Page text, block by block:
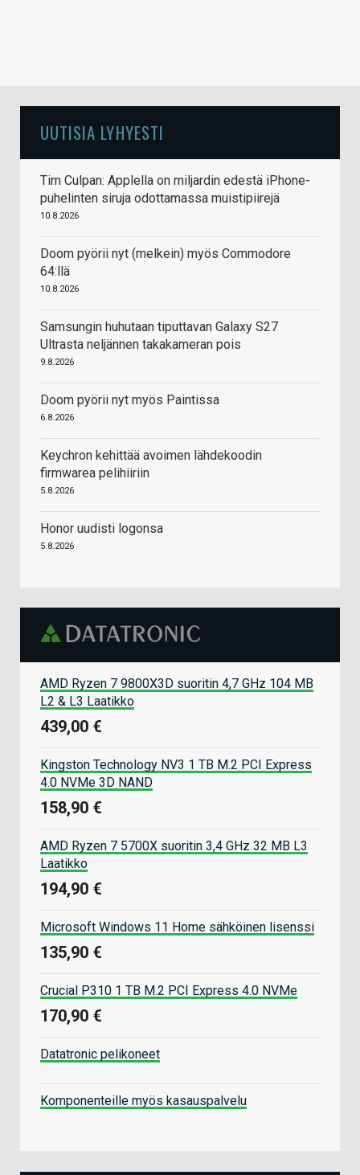
UUTISIA LYHYESTI
Tim Culpan: Applella on miljardin edestä iPhone-
puhelinten siruja odottamassa muistipiirejä
10.8.2026
Doom pyörii nyt (melkein) myös Commodore
64:llä
10.8.2026
Samsungin huhutaan tiputtavan Galaxy S27
Ultrasta neljännen takakameran pois
9.8.2026
Doom pyörii nyt myös Paintissa
6.8.2026
Keychron kehittää avoimen lähdekoodin
firmwarea pelihiiriin
5.8.2026
Honor uudisti logonsa
5.8.2026
AMD Ryzen 7 9800X3D suoritin 4,7 GHz 104 MB
L2 & L3 Laatikko
439,00 €
Kingston Technology NV3 1 TB M.2 PCI Express
4.0 NVMe 3D NAND
158,90 €
AMD Ryzen 7 5700X suoritin 3,4 GHz 32 MB L3
Laatikko
194,90 €
Microsoft Windows 11 Home sähköinen lisenssi
135,90 €
Crucial P310 1 TB M.2 PCI Express 4.0 NVMe
170,90 €
Datatronic pelikoneet
Komponenteille myös kasauspalvelu